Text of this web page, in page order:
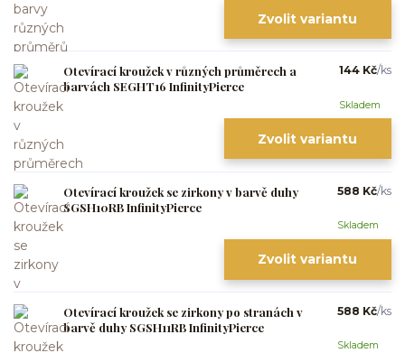
Zvolit variantu
Otevírací kroužek v různých průměrech a
barvách SEGHT16 InfinityPierce
144 Kč/ks
Skladem
Zvolit variantu
Otevírací kroužek se zirkony v barvě duhy
SGSH10RB InfinityPierce
588 Kč/ks
Skladem
Zvolit variantu
Otevírací kroužek se zirkony po stranách v
barvě duhy SGSH11RB InfinityPierce
588 Kč/ks
Skladem